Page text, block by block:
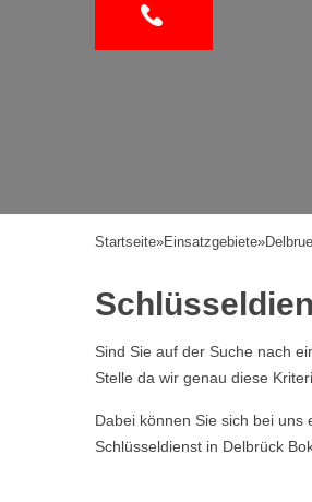
Startseite»Einsatzgebiete»
Sind Sie auf der Suche nach
Stelle da wir genau diese
Dabei können Sie sich bei
Schlüsseldienst in Delbrück